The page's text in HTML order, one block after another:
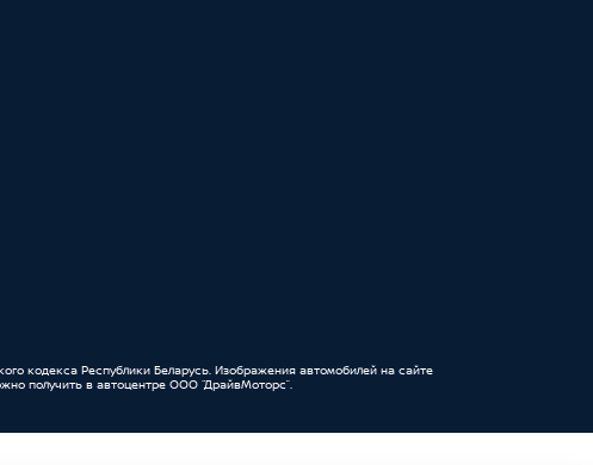
кодекса Республики Беларусь. Изображения автомобилей на сайте
получить в автоцентре ООО “ДрайвМоторс”.